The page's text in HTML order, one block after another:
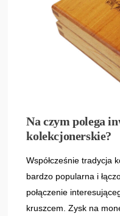
Na czym polega
kolekcjonerskie?
Współcześnie tradycja
bardzo popularna i
połączenie
kruszcem. Zysk na